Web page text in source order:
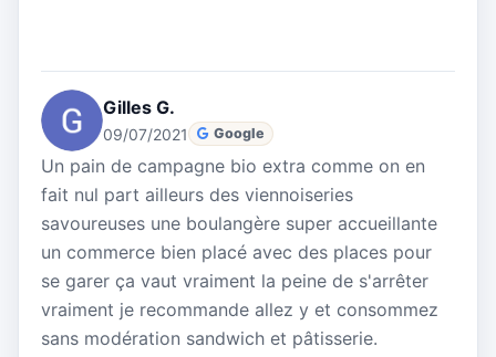
Gilles G.
09/07/2021 Google
Un pain de campagne bio extra comme on en
fait nul part ailleurs des viennoiseries
savoureuses une boulangère super accueillante
un commerce bien placé avec des places pour
se garer ça vaut vraiment la peine de s'arrêter
vraiment je recommande allez y et consommez
sans modération sandwich et pâtisserie.